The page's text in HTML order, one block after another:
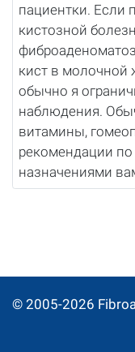
пациентки. Если
кистозной
кист в молочной
обычно я
наблюдения.
витамины,
рекомендации
назначениями
© 2005-2026